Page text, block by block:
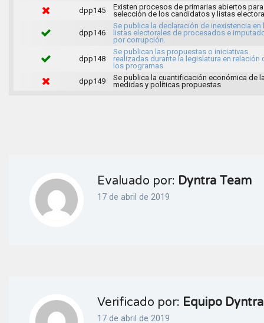
dpp145
Existen procesos de primarias abiertos
selección de los candidatos y listas
dpp146
Se publica la declaración de inexistencia en
listas electorales de procesados e
por corrupción.
dpp148
Se publican las propuestas o iniciativas
realizadas durante la legislatura en relación
los programas
dpp149
Se publica la cuantificación económica de
medidas y políticas propuestas
Evaluado por: Dyntra Team
17 de abril de 2019
Verificado por: Equipo Dyntra
17 de abril de 2019